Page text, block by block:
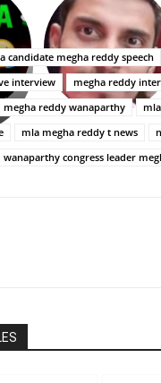
candidate megha reddy speech
interview
megha reddy
megha reddy wanaparthy
mla megha reddy t news
wanaparthy congress leader